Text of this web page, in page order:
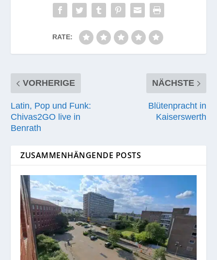
RATE:
VORHERIGE
Latin, Pop und Funk:
Chivas2GO live in
Benrath
NÄCHSTE
Blütenpracht in
Kaiserswerth
ZUSAMMENHÄNGENDE POSTS